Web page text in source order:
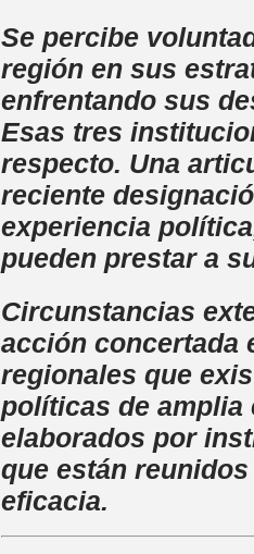
Se percibe
región en sus
enfrentando sus
Esas tres
respecto. Una
reciente
experiencia
pueden prestar a
Circunstancias
acción concertada
regionales que
políticas de amplia
elaborados por
que están
eficacia.